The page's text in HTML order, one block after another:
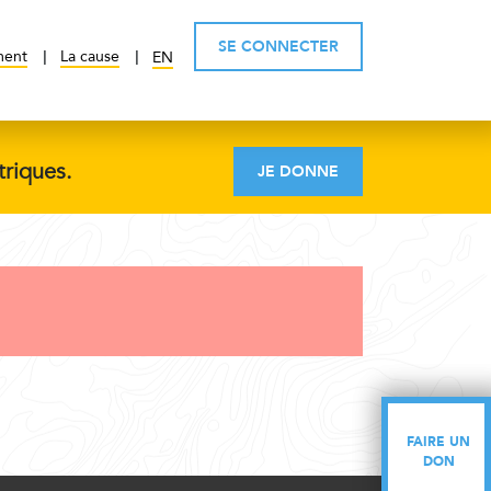
La cause EN
SE CONNECTER
FAIRE UN
DON
JE DONNE
FAIRE UN
DON